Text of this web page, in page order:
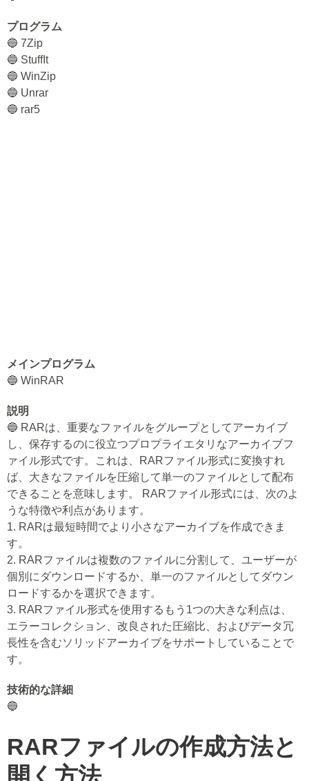
プログラム
🔵 7Zip
🔵 StuffIt
🔵 WinZip
🔵 Unrar
🔵 rar5
メインプログラム
🔵 WinRAR
説明
🔵 RARは、重要なファイルをグループとしてアーカイブ
し、保存するのに役立つプロプライエタリなアーカイブフ
ァイル形式です。これは、RARファイル形式に変換すれ
ば、大きなファイルを圧縮して単一のファイルとして配布
できることを意味します。 RARファイル形式には、次のよ
うな特徴や利点があります。
1. RARは最短時間でより小さなアーカイブを作成できま
す。
2. RARファイルは複数のファイルに分割して、ユーザーが
個別にダウンロードするか、単一のファイルとしてダウン
ロードするかを選択できます。
3. RARファイル形式を使用するもう1つの大きな利点は、
エラーコレクション、改良された圧縮比、およびデータ冗
長性を含むソリッドアーカイブをサポートしていることで
す。
技術的な詳細
🔵
RARファイルの作成方法と
開く方法